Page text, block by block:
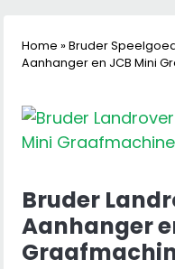
Home » Bruder
Aanhanger en JCB Mini
Bruder
Aanhanger